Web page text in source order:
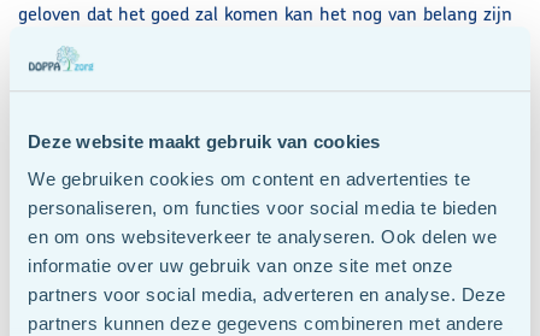
Deze website maakt gebruik van cookies
We gebruiken cookies om content en advertenties te
personaliseren, om functies voor social media te bieden
en om ons websiteverkeer te analyseren. Ook delen we
informatie over uw gebruik van onze site met onze
partners voor social media, adverteren en analyse. Deze
partners kunnen deze gegevens combineren met andere
geloven dat het goed zal komen kan het nog van belang zijn
om je relatie grondig te evalueren voordat je een beslissing
neemt.
Wat voor de één een reden is om de relatie te beëindigen –
bv. eenmalig een ander gezoend – hoeft voor een ander
geen aanleiding te geven om ermee te stoppen. Er zijn ook
relaties die een situatie van vreemd gaan overleven, omdat
beide partners zich door die gebeurtenis zijn gaan realiseren
wat ze bijna waren kwijt geraakt.